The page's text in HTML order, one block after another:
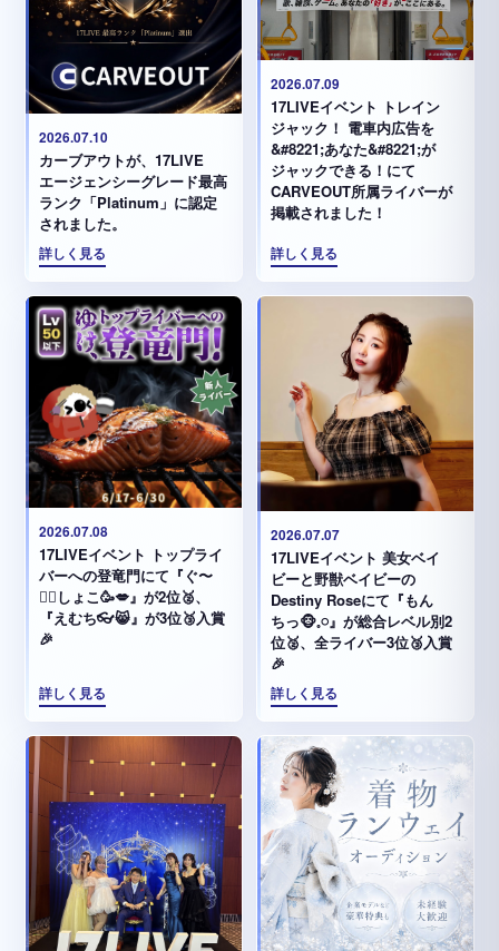
2026.07.10
カーブアウトが、17LIVE
エージェンシーグレード最高
ランク「Platinum」に認定
されました。
詳しく見る
2026.07.09
17LIVEイベント トレイン
ジャック！ 電車内広告を
&#8221;あなた&#8221;が
ジャックできる！にて
CARVEOUT所属ライバーが
掲載されました！
詳しく見る
2026.07.08
17LIVEイベント トップライ
バーへの登竜門にて『ぐ〜
✊🏻‪しょこ🥳💋』が2位🥈、
『えむち👓😸』が3位🥉入賞
🎉
詳しく見る
2026.07.07
17LIVEイベント 美女ベイ
ビーと野獣ベイビーの
Destiny Roseにて『もん
ちっ🐵𓈒𓏸︎︎︎︎』が総合レベル別2
位🥈、全ライバー3位🥉入賞
🎉
詳しく見る